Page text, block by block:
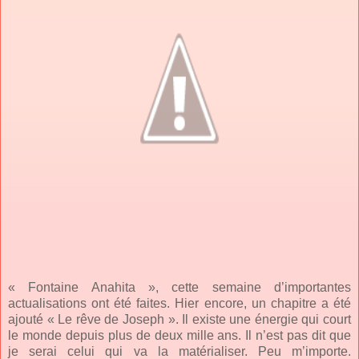
« Fontaine Anahita », cette semaine d’importantes
actualisations ont été faites. Hier encore, un chapitre a été
ajouté « Le rêve de Joseph ». Il existe une énergie qui court
le monde depuis plus de deux mille ans. Il n’est pas dit que
je serai celui qui va la matérialiser. Peu m’importe.